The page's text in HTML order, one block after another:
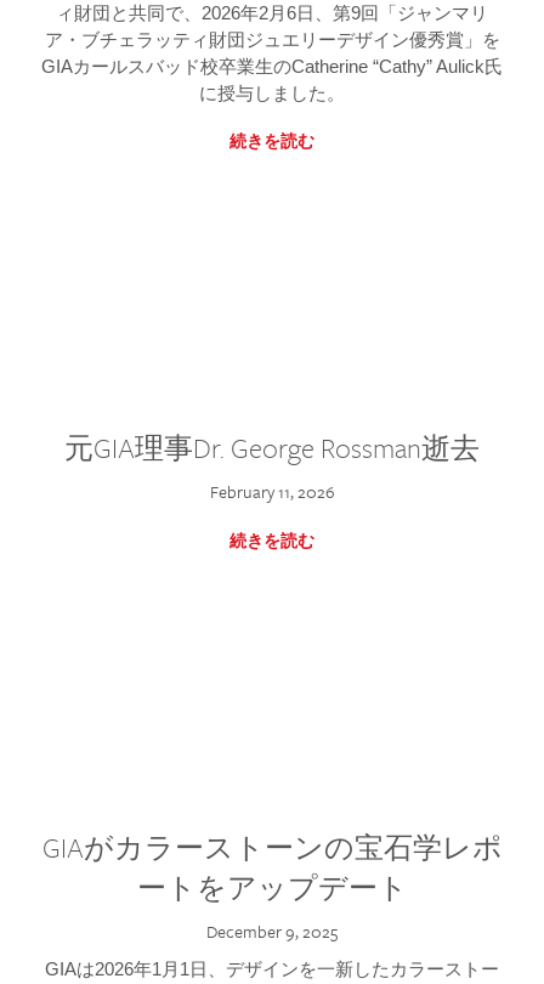
ィ財団と共同で、2026年2月6日、第9回「ジャンマリ
ア・ブチェラッティ財団ジュエリーデザイン優秀賞」を
GIAカールスバッド校卒業生のCatherine “Cathy” Aulick氏
に授与しました。
続きを読む
元GIA理事Dr. George Rossman逝去
February 11, 2026
続きを読む
GIAがカラーストーンの宝石学レポ
ートをアップデート
December 9, 2025
GIAは2026年1月1日、デザインを一新したカラーストー